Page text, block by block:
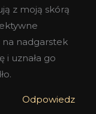
z moją skórą
na nadgarstek
i uznała go
Odpowiedz